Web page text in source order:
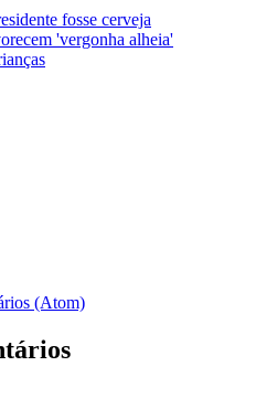
fosse cerveja
'vergonha alheia'
(Atom)